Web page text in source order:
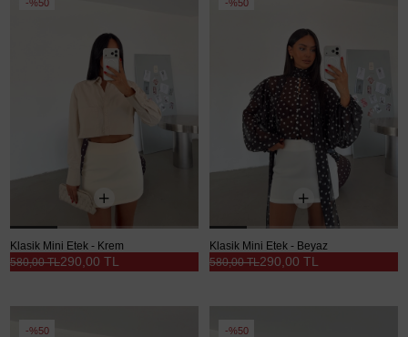
%50
Klasik Mini Etek - Krem
290,00 TL
580,00 TL
%50
Klasik Mini Etek - Beyaz
290,00 TL
580,00 TL
%50 %50